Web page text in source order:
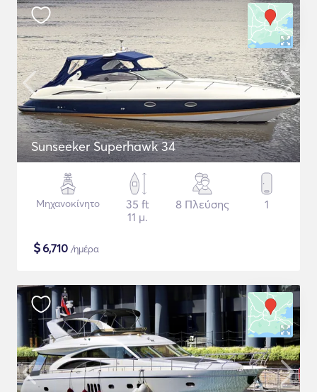
Sunseeker Superhawk 34
Μηχανοκίνητο
35 ft
11 μ.
8 Πλεύσης 1
$6,710 /ημέρα